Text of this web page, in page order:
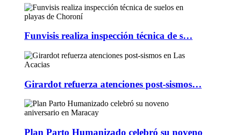
Funvisis realiza inspección técnica de s…
Girardot refuerza atenciones post-sismos…
Plan Parto Humanizado celebró su noveno